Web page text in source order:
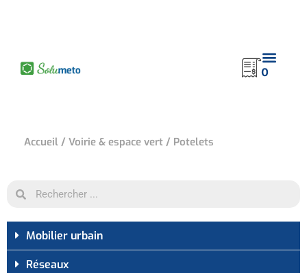
0
Accueil / Voirie & espace vert / Potelets
Mobilier urbain​
Réseaux​